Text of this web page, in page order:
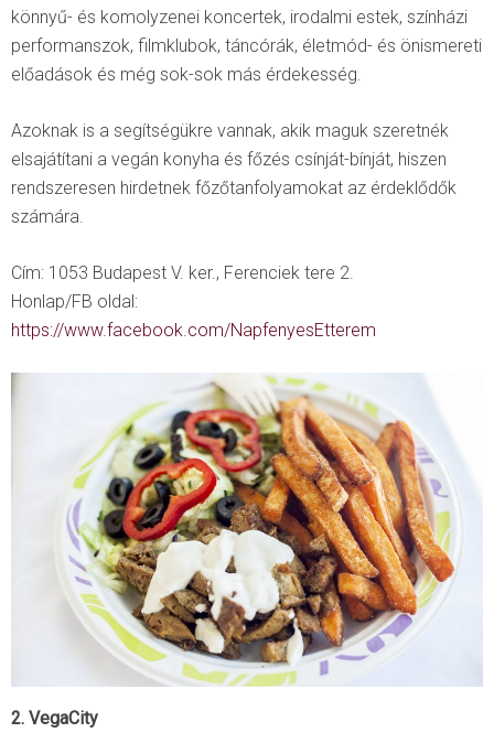
könnyű- és komolyzenei koncertek, irodalmi estek, színházi
performanszok, filmklubok, táncórák, életmód- és önismereti
előadások és még sok-sok más érdekesség.
Azoknak is a segítségükre vannak, akik maguk szeretnék
elsajátítani a vegán konyha és főzés csínját-bínját, hiszen
rendszeresen hirdetnek főzőtanfolyamokat az érdeklődők
számára.
Cím: 1053 Budapest V. ker., Ferenciek tere 2.
Honlap/FB oldal:
https://www.facebook.com/NapfenyesEtterem
2. VegaCity